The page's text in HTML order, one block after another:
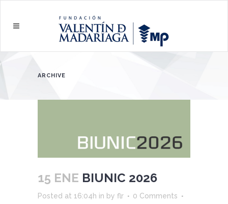
ARCHIVE
15 ENE BIUNIC 2026
Posted at 16:04h in by flr
0 Comments